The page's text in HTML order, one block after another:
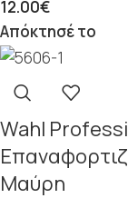
12.00€
Απόκτησέ το
Wahl
Μαύρη